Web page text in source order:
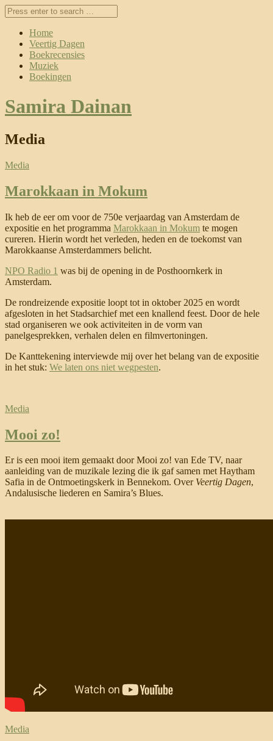
Home
Veertig Dagen
Boekrecensies
Muziek
Boekingen
Samira Dainan
Media
Media
Marokkaan in Mokum
Ik heb de eer om voor de 750e verjaardag van Amsterdam de
expositie en het programma Marokkaan in Mokum te mogen
cureren. Hierin wordt het verleden, heden en de toekomst van
Marokkaanse Amsterdammers belicht.
NPO Radio 1 was bij de opening in de Posthoornkerk in
Amsterdam.
De rondreizende expositie loopt tot in oktober 2025 en wordt
afgesloten in het Stadsarchief met een knallend feest. Door de hele
stad organiseren we ook activiteiten in de vorm van
panelgesprekken, verhalen delen en filmvertoningen.
De Kanttekening interviewde mij over het belang van de expositie
in het stuk: We laten ons niet wegpesten.
Media
Mooi zo!
Er is een mooi item gemaakt door Mooi zo! van Ede TV, naar
aanleiding van de muzikale lezing die ik gaf samen met Haytham
Safia in de Ontmoetingskerk in Bennekom. Over Veertig Dagen,
Andalusische liederen en Samira’s Blues.
Media